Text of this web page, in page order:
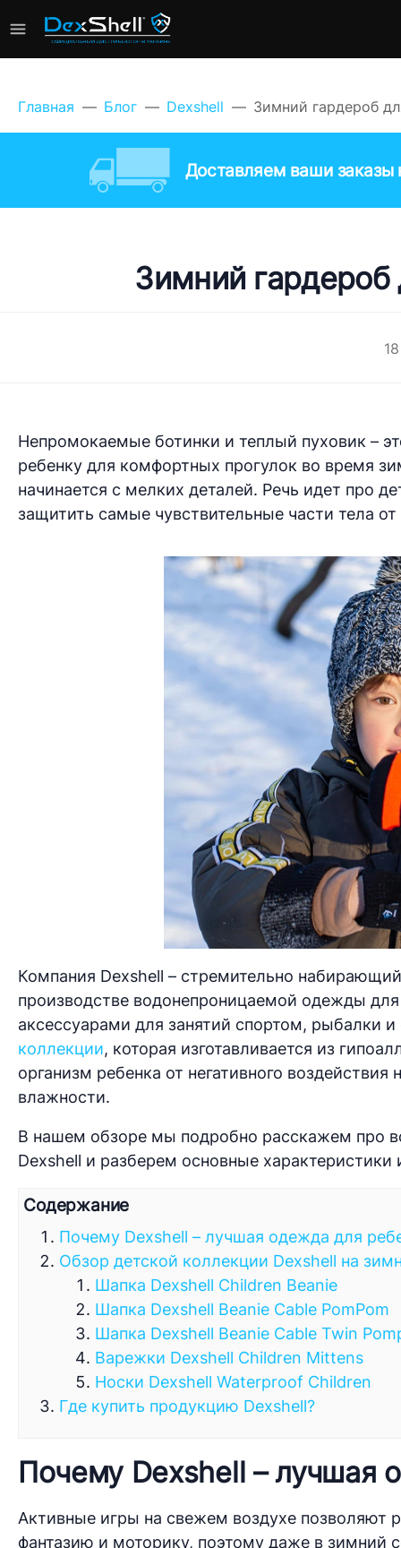
Главная Блог Dexshell Зимний гардероб
Доставляем ваши заказы
Зимний гардероб
Непромокаемые ботинки и теплый пуховик –
ребенку для комфортных прогулок во время
начинается с мелких деталей. Речь идет про
защитить самые чувствительные части тела
Компания Dexshell – стремительно
производстве водонепроницаемой одежды
аксессуарами для занятий спортом, рыбалки
коллекции, которая изготавливается из
организм ребенка от негативного
влажности.
В нашем обзоре мы подробно расскажем про
Dexshell и разберем основные
Содержание
Почему Dexshell – лучшая одежда для
Обзор детской коллекции Dexshell на
Шапка Dexshell Children Beanie
Шапка Dexshell Beanie Cable PomPom
Шапка Dexshell Beanie Cable Twin
Варежки Dexshell Children Mittens
Носки Dexshell Waterproof Children
Где купить продукцию Dexshell?
Почему Dexshell – лучшая
Активные игры на свежем воздухе позволяют
фантазию и моторику, поэтому даже в зимний